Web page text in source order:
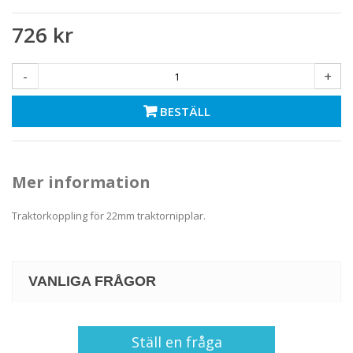
726 kr
- +
BESTÄLL
Mer information
Traktorkoppling för 22mm traktornipplar.
VANLIGA FRÅGOR
Ställ en fråga